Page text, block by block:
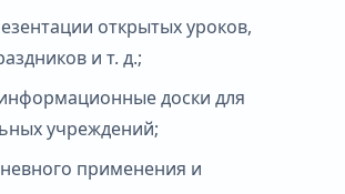
открытых уроков,
и т. д.;
доски для
учреждений;
применения и